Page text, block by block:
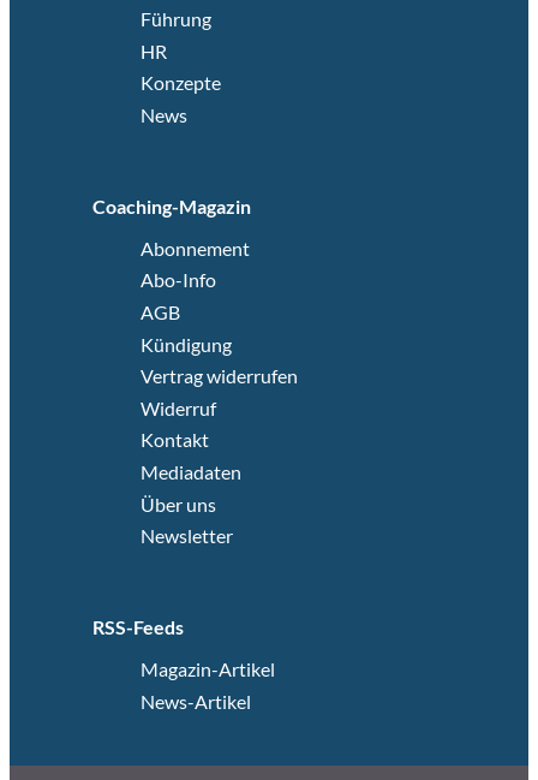
Führung
HR
Konzepte
News
Coaching-Magazin
Abonnement
Abo-Info
AGB
Kündigung
Vertrag widerrufen
Widerruf
Kontakt
Mediadaten
Über uns
Newsletter
RSS-Feeds
Magazin-Artikel
News-Artikel